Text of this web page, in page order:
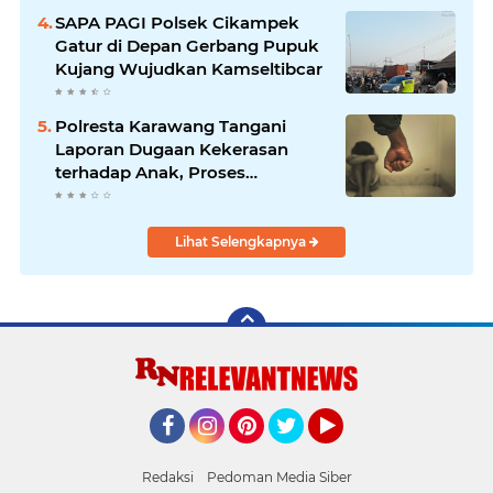
SAPA PAGI Polsek Cikampek
Gatur di Depan Gerbang Pupuk
Kujang Wujudkan Kamseltibcar
Polresta Karawang Tangani
Laporan Dugaan Kekerasan
terhadap Anak, Proses
Penyelidikan Dilakukan Satres
Lihat Selengkapnya
Redaksi Pedoman Media Siber